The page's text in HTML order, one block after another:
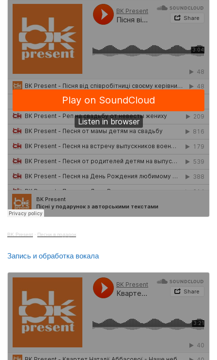
BK Present · Песни в подарок
Запись и обработка вокала